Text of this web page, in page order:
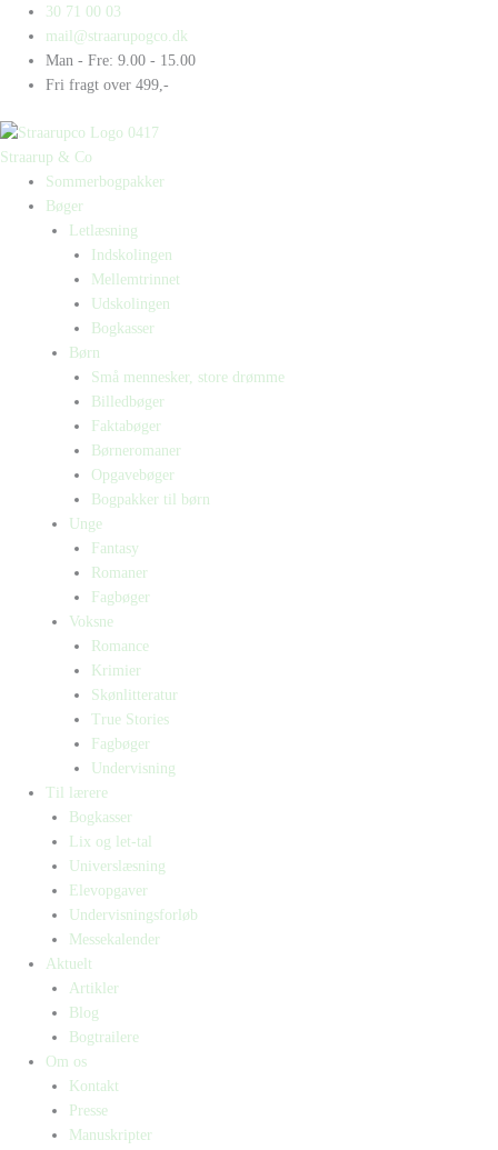
indholdet
30 71 00 03
mail@straarupogco.dk
Man - Fre: 9.00 - 15.00
Fri fragt over 499,-
Straarup & Co
Sommerbogpakker
Bøger
Letlæsning
Indskolingen
Mellemtrinnet
Udskolingen
Bogkasser
Børn
Små mennesker, store drømme
Billedbøger
Faktabøger
Børneromaner
Opgavebøger
Bogpakker til børn
Unge
Fantasy
Romaner
Fagbøger
Voksne
Romance
Krimier
Skønlitteratur
True Stories
Fagbøger
Undervisning
Til lærere
Bogkasser
Lix og let-tal
Universlæsning
Elevopgaver
Undervisningsforløb
Messekalender
Aktuelt
Artikler
Blog
Bogtrailere
Om os
Kontakt
Presse
Manuskripter
Products
search
Products
search